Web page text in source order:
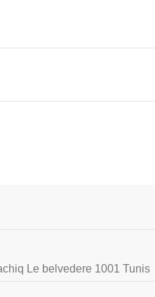
Le belvedere 1001 Tunis